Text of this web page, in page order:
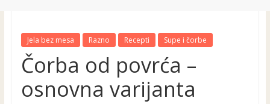
Jela bez mesa Razno Recepti Supe i čorbe
Čorba od povrća –
osnovna varijanta